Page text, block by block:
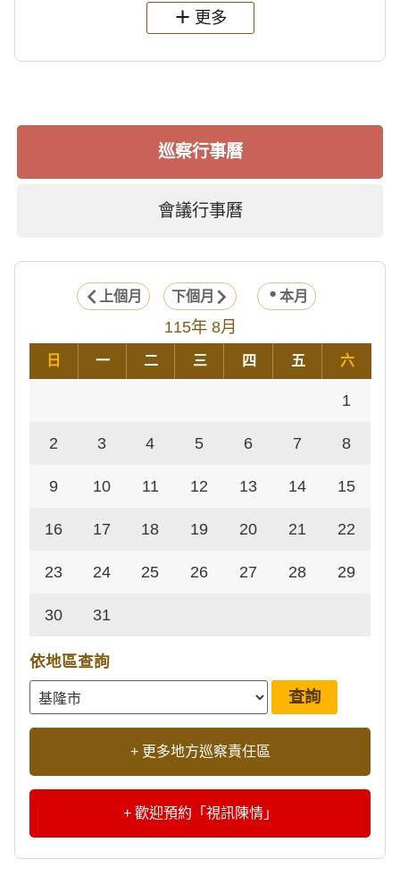
過世後，總統府於89年間函請其家屬
繼續留住
更多
巡察行事曆
會議行事曆
上個月 下個月 本月
115年 8月
日 一 二 三 四 五 六
1
2 3 4 5 6 7 8
9 10 11 12 13 14 15
16 17 18 19 20 21 22
23 24 25 26 27 28 29
30 31
依地區查詢
+ 更多地方巡察責任區
+ 歡迎預約「視訊陳情」